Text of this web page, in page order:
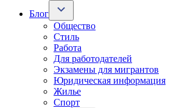
Блог
Общество
Стиль
Работа
Для работодателей
Экзамены для мигрантов
Юридическая информация
Жилье
Спорт